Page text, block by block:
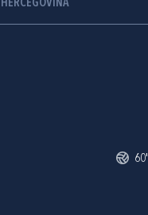
60'